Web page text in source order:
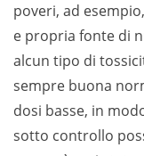
poveri, ad
e propria fonte di
alcun tipo di
sempre buona
dosi basse, in
sotto controllo